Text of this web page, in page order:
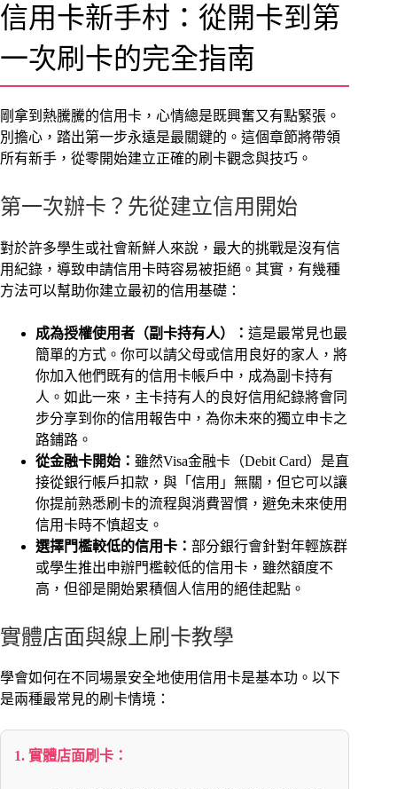
信用卡新手村：從開卡到第
一次刷卡的完全指南
剛拿到熱騰騰的信用卡，心情總是既興奮又有點緊張。
別擔心，踏出第一步永遠是最關鍵的。這個章節將帶領
所有新手，從零開始建立正確的刷卡觀念與技巧。
第一次辦卡？先從建立信用開始
對於許多學生或社會新鮮人來說，最大的挑戰是沒有信
用紀錄，導致申請信用卡時容易被拒絕。其實，有幾種
方法可以幫助你建立最初的信用基礎：
成為授權使用者（副卡持有人）： 這是最常見也最
簡單的方式。你可以請父母或信用良好的家人，將
你加入他們既有的信用卡帳戶中，成為副卡持有
人。如此一來，主卡持有人的良好信用紀錄將會同
步分享到你的信用報告中，為你未來的獨立申卡之
路鋪路。
從金融卡開始： 雖然Visa金融卡（Debit Card）是直
接從銀行帳戶扣款，與「信用」無關，但它可以讓
你提前熟悉刷卡的流程與消費習慣，避免未來使用
信用卡時不慎超支。
選擇門檻較低的信用卡： 部分銀行會針對年輕族群
或學生推出申辦門檻較低的信用卡，雖然額度不
高，但卻是開始累積個人信用的絕佳起點。
實體店面與線上刷卡教學
學會如何在不同場景安全地使用信用卡是基本功。以下
是兩種最常見的刷卡情境：
1. 實體店面刷卡：